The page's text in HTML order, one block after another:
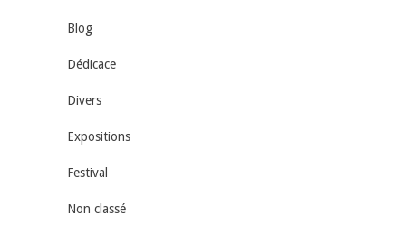
Blog
Dédicace
Divers
Expositions
Festival
Non classé